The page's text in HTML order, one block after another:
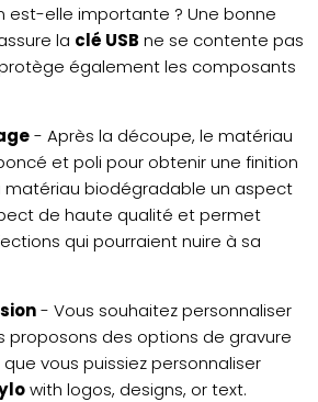
est-elle importante ? Une bonne
la clé USB ne se contente pas
également les composants
- Après la découpe, le matériau
et poli pour obtenir une finition
matériau biodégradable un aspect
de haute qualité et permet
qui pourraient nuire à sa
- Vous souhaitez personnaliser
proposons des options de gravure
vous puissiez personnaliser
with logos, designs, or text.